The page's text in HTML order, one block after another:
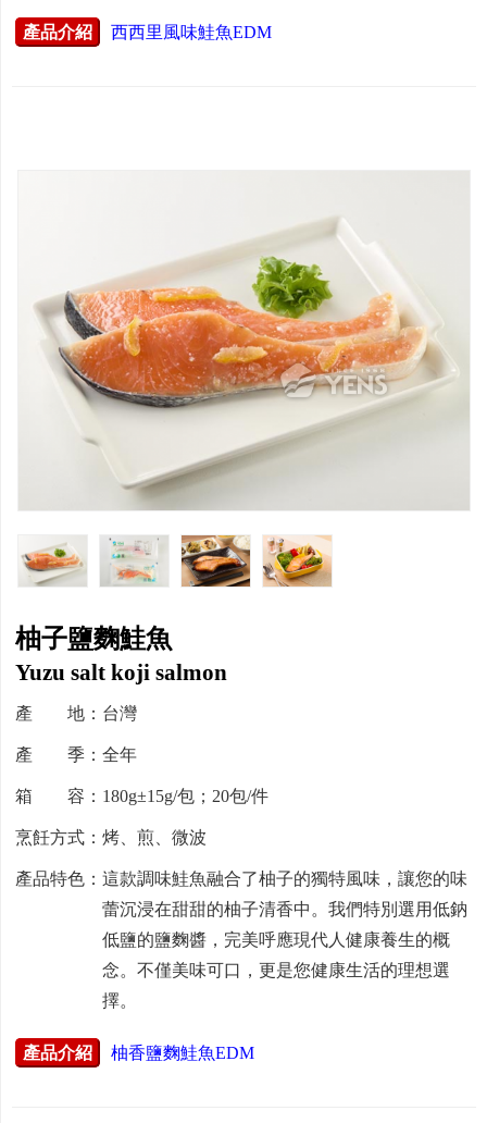
產品介紹 西西里風味鮭魚EDM
柚子鹽麴鮭魚
Yuzu salt koji salmon
產 地：台灣
產 季：全年
箱 容：180g±15g/包；20包/件
烹飪方式：烤、煎、微波
產品特色：這款調味鮭魚融合了柚子的獨特風味，讓您的味
蕾沉浸在甜甜的柚子清香中。我們特別選用低鈉
低鹽的鹽麴醬，完美呼應現代人健康養生的概
念。不僅美味可口，更是您健康生活的理想選
擇。
產品介紹 柚香鹽麴鮭魚EDM